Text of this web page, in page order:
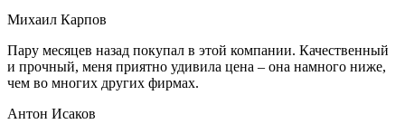
Михаил Карпов
Пару месяцев назад покупал в этой компании. Качественный
и прочный, меня приятно удивила цена – она намного ниже,
чем во многих других фирмах.
Антон Исаков